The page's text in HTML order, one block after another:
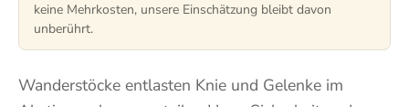
keine Mehrkosten, unsere Einschätzung bleibt davon
unberührt.
Wanderstöcke entlasten Knie und Gelenke im